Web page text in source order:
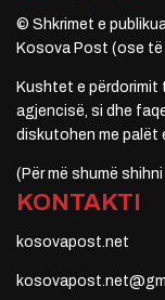
© Shkrimet e
Kosova Post (ose të
Kushtet e përdorimit
agjencisë, si dhe
diskutohen me palët
(Për më shumë
KONTAKTI
kosovapost.net